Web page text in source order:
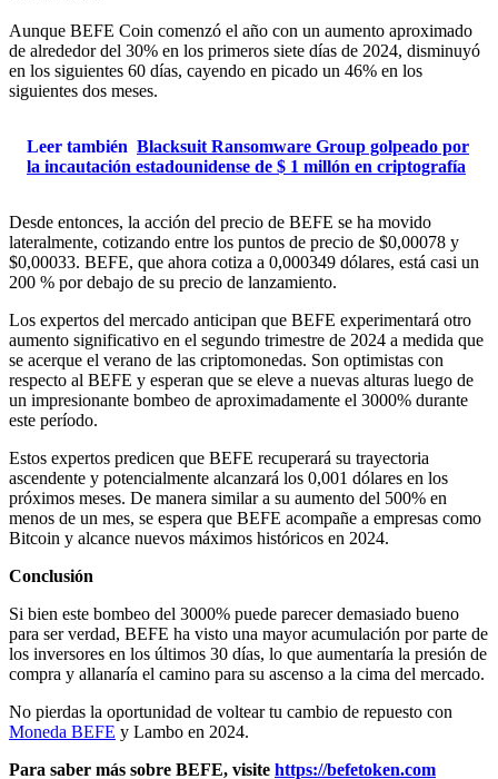
Aunque BEFE Coin comenzó el año con un aumento aproximado
de alrededor del 30% en los primeros siete días de 2024, disminuyó
en los siguientes 60 días, cayendo en picado un 46% en los
siguientes dos meses.
Leer también Blacksuit Ransomware Group golpeado por
la incautación estadounidense de $ 1 millón en criptografía
Desde entonces, la acción del precio de BEFE se ha movido
lateralmente, cotizando entre los puntos de precio de $0,00078 y
$0,00033. BEFE, que ahora cotiza a 0,000349 dólares, está casi un
200 % por debajo de su precio de lanzamiento.
Los expertos del mercado anticipan que BEFE experimentará otro
aumento significativo en el segundo trimestre de 2024 a medida que
se acerque el verano de las criptomonedas. Son optimistas con
respecto al BEFE y esperan que se eleve a nuevas alturas luego de
un impresionante bombeo de aproximadamente el 3000% durante
este período.
Estos expertos predicen que BEFE recuperará su trayectoria
ascendente y potencialmente alcanzará los 0,001 dólares en los
próximos meses. De manera similar a su aumento del 500% en
menos de un mes, se espera que BEFE acompañe a empresas como
Bitcoin y alcance nuevos máximos históricos en 2024.
Conclusión
Si bien este bombeo del 3000% puede parecer demasiado bueno
para ser verdad, BEFE ha visto una mayor acumulación por parte de
los inversores en los últimos 30 días, lo que aumentaría la presión de
compra y allanaría el camino para su ascenso a la cima del mercado.
No pierdas la oportunidad de voltear tu cambio de repuesto con
Moneda BEFE y Lambo en 2024.
Para saber más sobre BEFE, visite https://befetoken.com